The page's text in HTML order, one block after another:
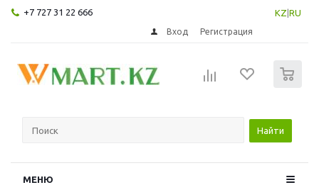
+7 727 31 22 666 KZ RU
Вход Регистрация
Найти
МЕНЮ